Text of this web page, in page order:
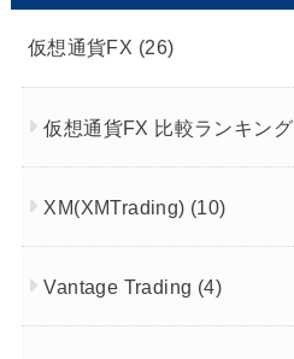
仮想通貨FX (26)
仮想通貨FX 比較ランキング
XM(XMTrading) (10)
Vantage Trading (4)